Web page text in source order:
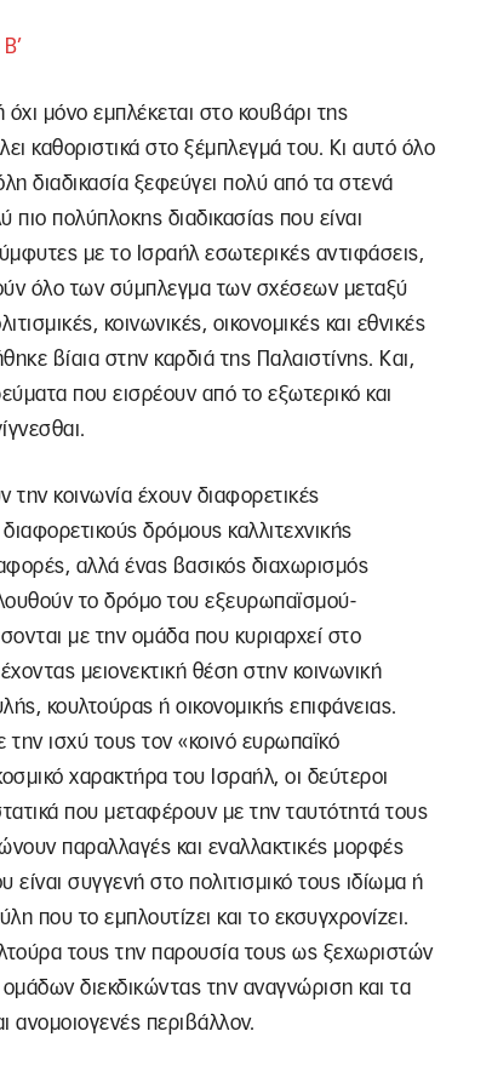
μόνο εμπλέκεται στο κουβάρι της
καθοριστικά στο ξέμπλεγμά του. Κι αυτό όλο
διαδικασία ξεφεύγει πολύ από τα στενά
πιο πολύπλοκης διαδικασίας που είναι
με το Ισραήλ εσωτερικές αντιφάσεις,
όλο των σύμπλεγμα των σχέσεων μεταξύ
κοινωνικές, οικονομικές και εθνικές
βίαια στην καρδιά της Παλαιστίνης. Και,
που εισρέουν από το εξωτερικό και
κοινωνία έχουν διαφορετικές
δρόμους καλλιτεχνικής
αλλά ένας βασικός διαχωρισμός
το δρόμο του εξευρωπαϊσμού-
με την ομάδα που κυριαρχεί στο
μειονεκτική θέση στην κοινωνική
κουλτούρας ή οικονομικής επιφάνειας.
ισχύ τους τον «κοινό ευρωπαϊκό
χαρακτήρα του Ισραήλ, οι δεύτεροι
που μεταφέρουν με την ταυτότητά τους
παραλλαγές και εναλλακτικές μορφές
συγγενή στο πολιτισμικό τους ιδίωμα ή
που το εμπλουτίζει και το εκσυγχρονίζει.
τους την παρουσία τους ως ξεχωριστών
ομάδων διεκδικώντας την αναγνώριση και τα
ανομοιογενές περιβάλλον.